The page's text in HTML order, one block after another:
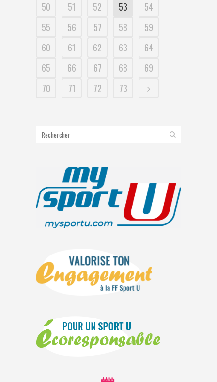
50
51 52 53
54
55
56 57 58
59
60
61 62 63
64
65
66 67 68
69
70
71 72 73